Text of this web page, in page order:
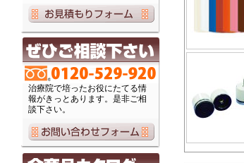
治療院で培ったお役にたてる情
報がきっとあります。是非ご相
談下さい。